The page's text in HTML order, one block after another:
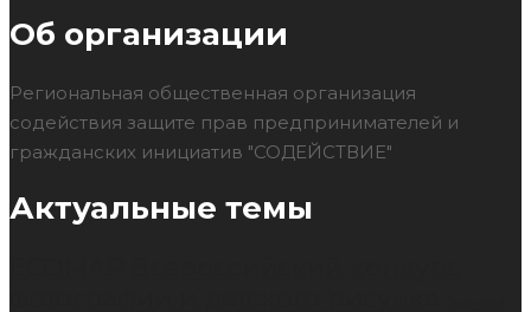
Об организации
Региональная общественная организация
содействия защите прав предпринимателей и
гражданских инициатив "СОДЕЙСТВИЕ"
Актуальные темы